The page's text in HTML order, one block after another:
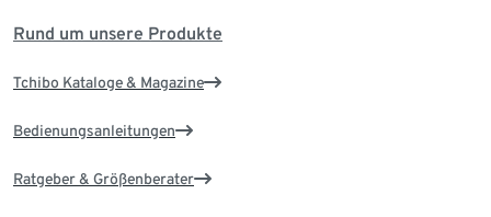
Rund um unsere Produkte
Tchibo Kataloge & Magazine
Bedienungsanleitungen
Ratgeber & Größenberater